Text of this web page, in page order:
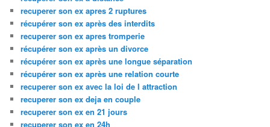
recuperer son ex apres 2 ruptures
récupérer son ex après des interdits
recuperer son ex apres tromperie
récupérer son ex après un divorce
récupérer son ex après une longue séparation
récupérer son ex après une relation courte
recuperer son ex avec la loi de l attraction
recuperer son ex deja en couple
recuperer son ex en 21 jours
recuperer son ex en 24h